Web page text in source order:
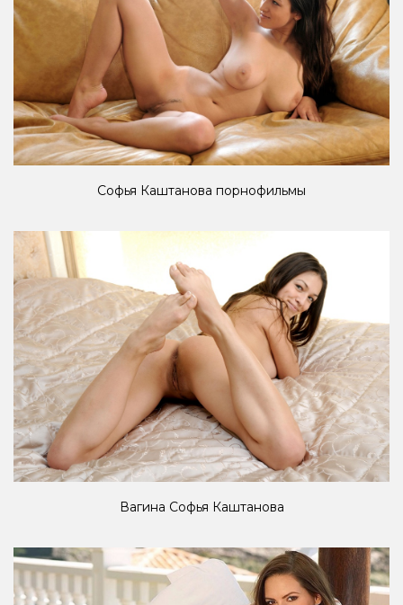
Софья Каштанова порнофильмы
Вагина Софья Каштанова